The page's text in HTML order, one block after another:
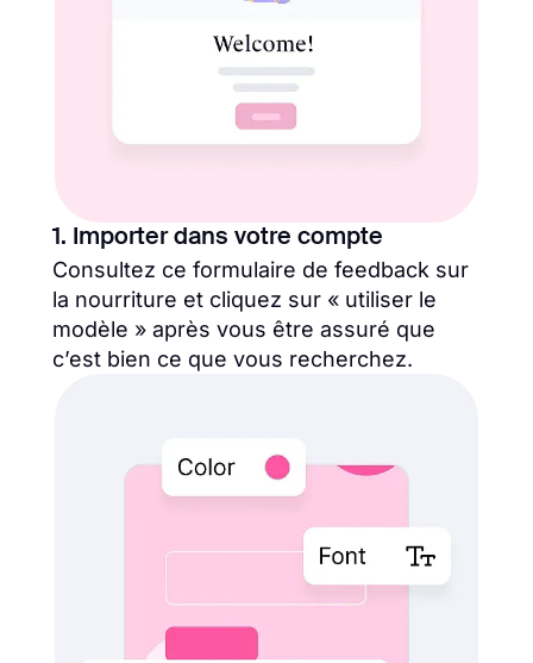
1. Importer dans votre compte
Consultez ce formulaire de feedback sur
la nourriture et cliquez sur « utiliser le
modèle » après vous être assuré que
c’est bien ce que vous recherchez.